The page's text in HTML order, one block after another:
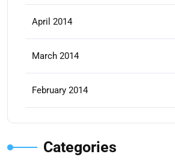
April 2014
March 2014
February 2014
Categories